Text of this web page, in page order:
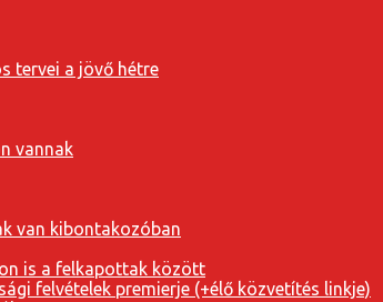
tervei a jövő hétre
vannak
van kibontakozóban
is a felkapottak között
felvételek premierje (+élő közvetítés linkje)